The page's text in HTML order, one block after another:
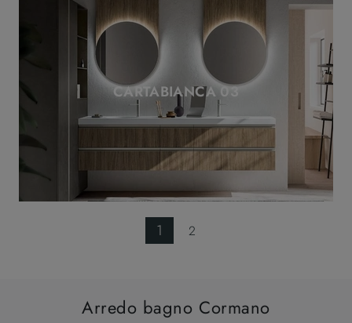
CARTABIANCA 03
1 2
Arredo bagno Cormano